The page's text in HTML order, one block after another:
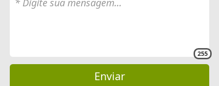
255
Enviar